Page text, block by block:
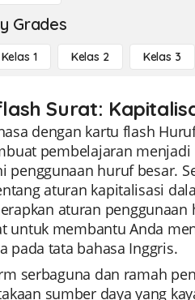
Grades
Kelas 1 Kelas 2 Kelas 3
Surat:
dengan kartu flash
pembelajaran
penggunaan huruf besar.
aturan kapitalisasi
aturan
untuk membantu Anda
pada tata bahasa Inggris.
serbaguna dan ramah
sumber daya yang